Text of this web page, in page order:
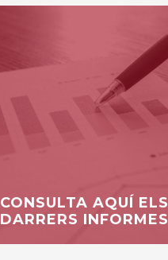
CONSULTA AQUÍ ELS
DARRERS INFORMES